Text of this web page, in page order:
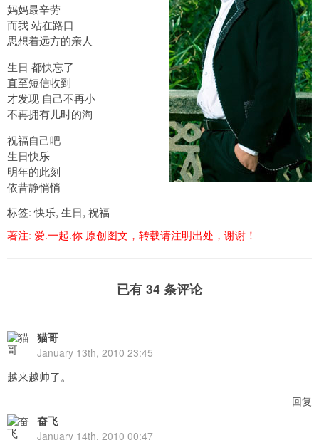
妈妈最辛劳
而我 站在路口
思想着远方的亲人
生日 都快忘了
直至短信收到
才发现 自己不再小
不再拥有儿时的淘
祝福自己吧
生日快乐
明年的此刻
依昔静悄悄
标签:快乐, 生日, 祝福
著注: 爱.一起.你 原创图文，转载请注明出处，谢谢！
已有 34 条评论
猫哥
January 13th, 2010 23:45
越来越帅了。
回复
奋飞
January 14th, 2010 00:47